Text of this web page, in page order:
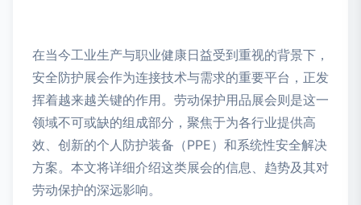
在当今工业生产与职业健康日益受到重视的背景下，
安全防护展会作为连接技术与需求的重要平台，正发
挥着越来越关键的作用。劳动保护用品展会则是这一
领域不可或缺的组成部分，聚焦于为各行业提供高
效、创新的个人防护装备（PPE）和系统性安全解决
方案。本文将详细介绍这类展会的信息、趋势及其对
劳动保护的深远影响。